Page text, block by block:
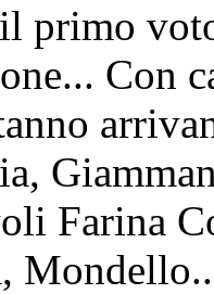
primo
Con
Farina